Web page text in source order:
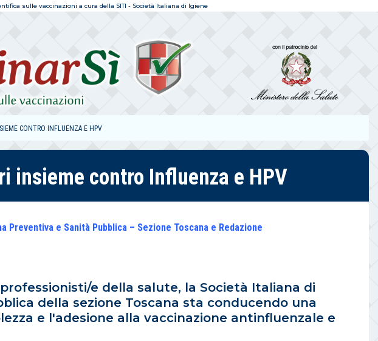
sulle vaccinazioni a cura della SITI - Società Italiana di Igiene
CONTRO INFLUENZA E HPV
insieme contro Influenza e HPV
Preventiva e Sanità Pubblica – Sezione Toscana e Redazione
e della salute, la Società Italiana di
della sezione Toscana sta conducendo una
e l'adesione alla vaccinazione antinfluenzale e